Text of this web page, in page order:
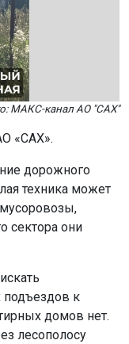
МАКС-канал АО "САХ"
«САХ».
дорожного
техника может
сектора они
подъездов к
домов нет.
лесополосу